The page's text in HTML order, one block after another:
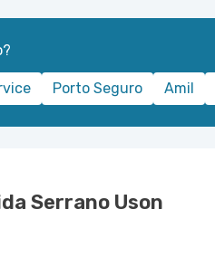
Porto Seguro Amil
Serrano Uson